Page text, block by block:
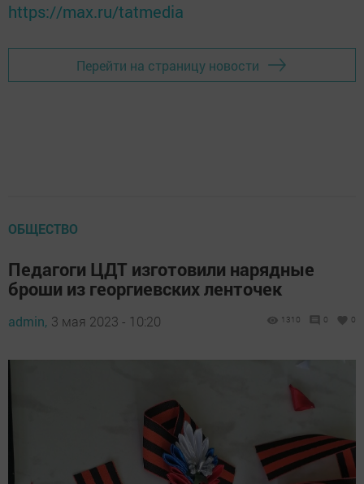
https://max.ru/tatmedia
Перейти на страницу новости
ОБЩЕСТВО
Педагоги ЦДТ изготовили нарядные
броши из георгиевских ленточек
admin, 3 мая 2023 - 10:20 1310 0 0